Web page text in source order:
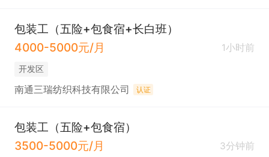
包装工（五险+包食宿+长白班）
4000-5000元/月
1小时前
开发区
南通三瑞纺织科技有限公司 认证
包装工（五险+包食宿）
3500-5000元/月
3分钟前